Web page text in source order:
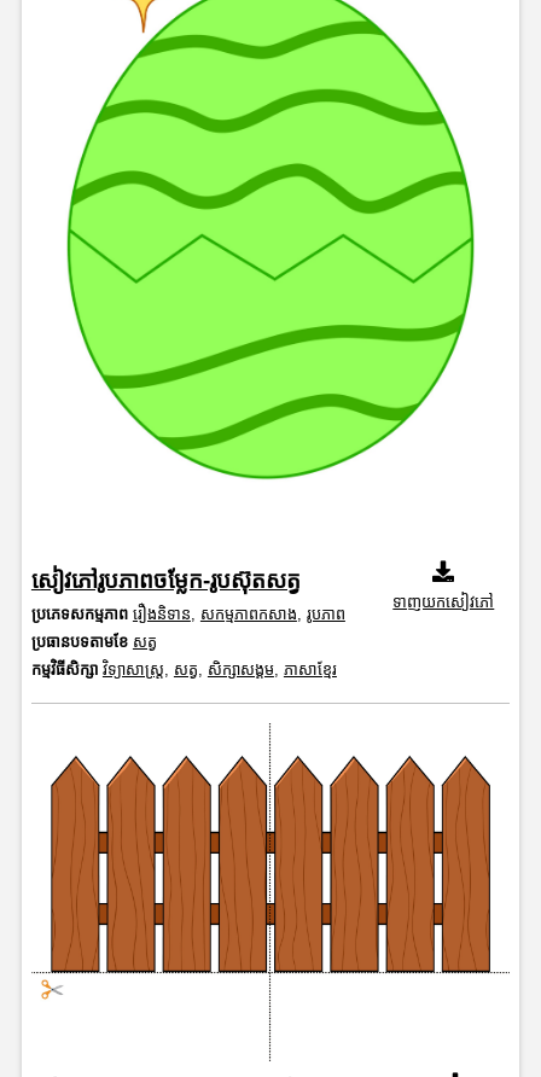
សៀវភៅរូបភាពចម្លែក-រូបស៊ុតសត្វ
ប្រភេទសកម្មភាព រឿងនិទាន សកម្មភាពកសាង រូបភាព
ប្រធានបទតាមខែ សត្វ
កម្មវិធីសិក្សា វិទ្យាសាស្រ្ត សត្វ សិក្សាសង្គម, ភាសាខ្មែរ
ទាញយកសៀវភៅ